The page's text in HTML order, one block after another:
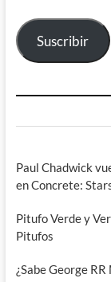
electrónico
Suscribir
Paul Chadwick
en Concrete:
Pitufo Verde y
Pitufos
¿Sabe George